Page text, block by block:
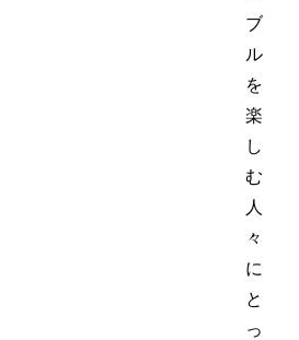
ブ
ル
を
楽
し
む
人
々
に
と
っ